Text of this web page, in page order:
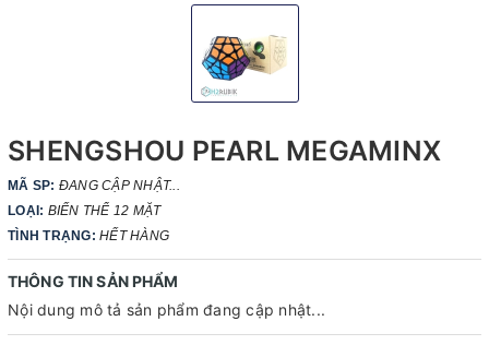
SHENGSHOU PEARL MEGAMINX
MÃ SP: ĐANG CẬP NHẬT...
LOẠI: BIẾN THỂ 12 MẶT
TÌNH TRẠNG: HẾT HÀNG
THÔNG TIN SẢN PHẨM
Nội dung mô tả sản phẩm đang cập nhật...